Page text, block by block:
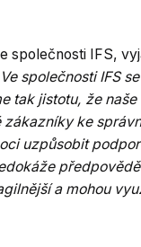
společnosti IFS,
Ve společnosti IFS
tak jistotu, že
zákazníky ke
uzpůsobit
a mohou